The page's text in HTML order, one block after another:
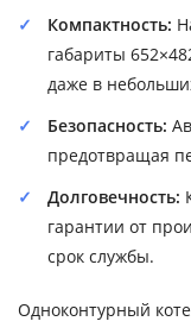
Компактность:
габариты
даже в
Безопасность:
предотвращая
Долговечность:
гарантии от
срок службы.
Одноконтурный